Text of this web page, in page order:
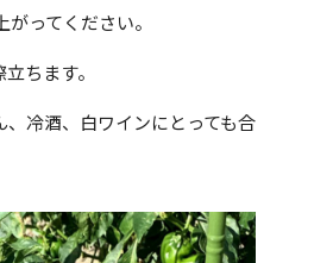
がってください。
ちます。
、冷酒、白ワインにとっても合